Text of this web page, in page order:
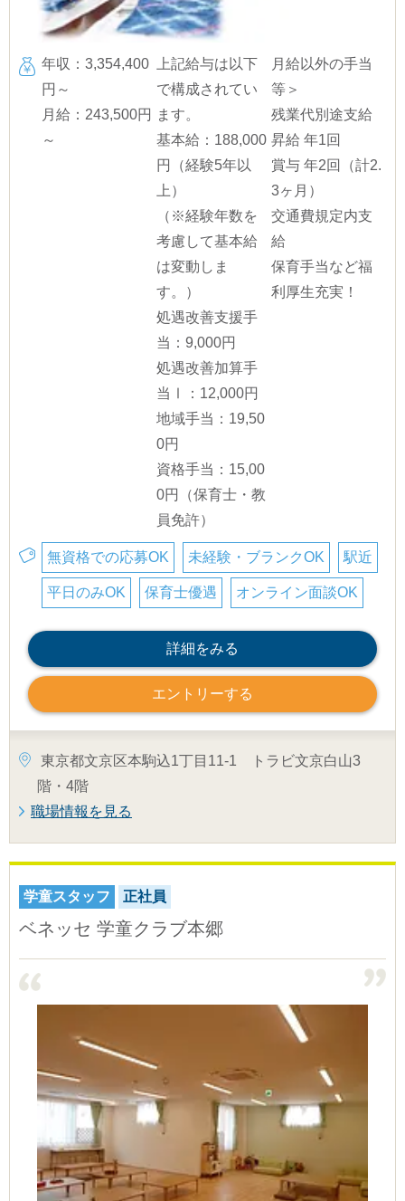
年収：3,354,400
円～
月給：243,500円
～
上記給与は以下
で構成されてい
ます。
基本給：188,000
円（経験5年以
上）
（※経験年数を
考慮して基本給
は変動しま
す。）
処遇改善支援手
当：9,000円
処遇改善加算手
当Ⅰ：12,000円
地域手当：19,50
0円
資格手当：15,00
0円（保育士・教
員免許）
月給以外の手当
等＞
残業代別途支給
昇給 年1回
賞与 年2回（計2.
3ヶ月）
交通費規定内支
給
保育手当など福
利厚生充実！
無資格での応募OK 未経験・ブランクOK 駅近
平日のみOK 保育士優遇 オンライン面談OK
詳細をみる
エントリーする
東京都文京区本駒込1丁目11-1 トラビ文京白山3
階・4階
職場情報を見る
学童スタッフ 正社員
ベネッセ 学童クラブ本郷